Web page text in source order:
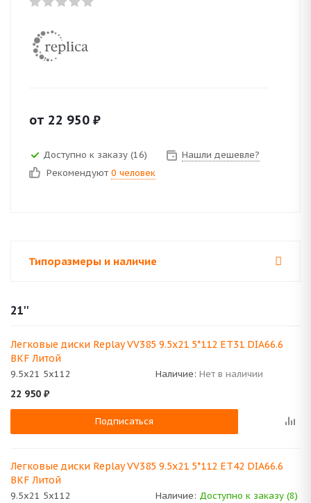
от 22 950 ₽
Доступно к заказу (16)
Нашли дешевле?
Рекомендуют 0 человек
Типоразмеры и наличие
21''
Легковые диски Replay VV385 9.5x21 5*112 ET31 DIA66.6
BKF Литой
9.5x21 5x112 Наличие: Нет в наличии
22 950 ₽
Подписаться
Легковые диски Replay VV385 9.5x21 5*112 ET42 DIA66.6
BKF Литой
9.5x21 5x112 Наличие: Доступно к заказу (8)